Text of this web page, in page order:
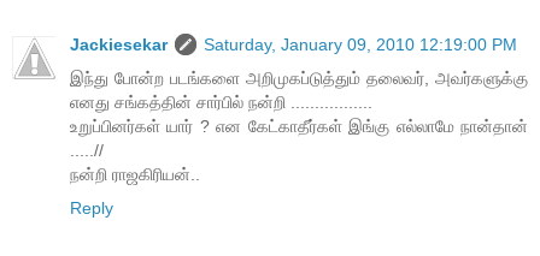
Jackiesekar
Saturday, January 09, 2010 12:19:00 PM
இந்து போன்ற படங்களை அறிமுகப்டுத்தும் தலைவர், அவர்களுக்கு
எனது சங்கத்தின் சார்பில் நன்றி .................
உறுப்பினர்கள் யார் ? என கேட்காதீர்கள் இங்கு எல்லாமே நான்தான்
.....//
நன்றி ராஜகிரியன்..
Reply